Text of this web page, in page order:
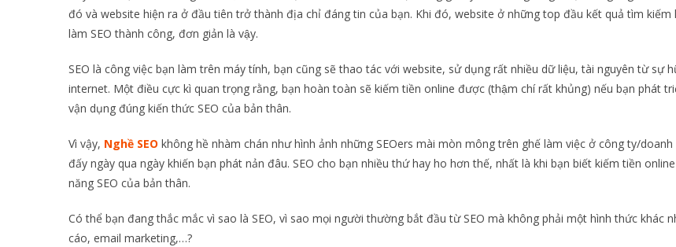
đó và website hiện ra ở đầu tiên trở thành địa chỉ đáng tin của bạn. Khi đó, website ở những top đầu kết quả tìm kiếm
làm SEO thành công, đơn giản là vậy.
SEO là công việc bạn làm trên máy tính, bạn cũng sẽ thao tác với website, sử dụng rất nhiều dữ liệu, tài nguyên từ sự
internet. Một điều cực kì quan trọng rằng, bạn hoàn toàn sẽ kiếm tiền online được (thậm chí rất khủng) nếu bạn phát
vận dụng đúng kiến thức SEO của bản thân.
Vì vậy, Nghề SEO không hề nhàm chán như hình ảnh những SEOers mài mòn mông trên ghế làm việc ở công ty/doanh
đấy ngày qua ngày khiến bạn phát nản đâu. SEO cho bạn nhiều thứ hay ho hơn thế, nhất là khi bạn biết kiếm tiền
năng SEO của bản thân.
Có thể bạn đang thắc mắc vì sao là SEO, vì sao mọi người thường bắt đầu từ SEO mà không phải một hình thức khác
cáo, email marketing,…?